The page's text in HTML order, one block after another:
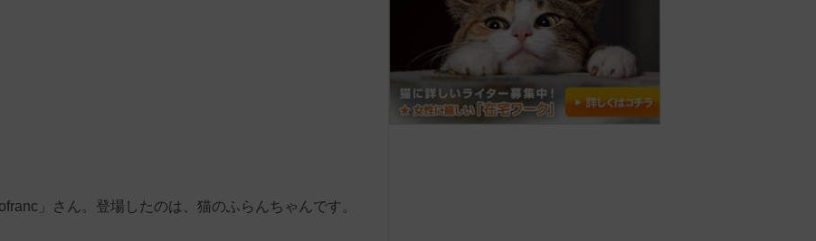
」さん。登場したのは、猫のふらんちゃんです。